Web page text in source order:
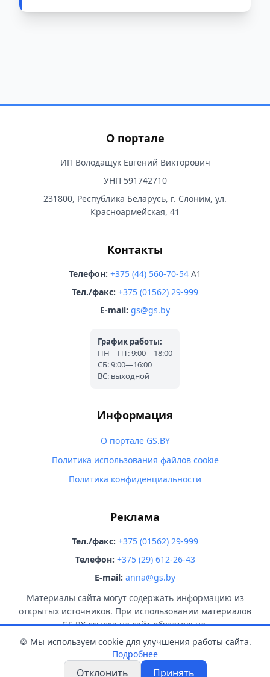
О портале
ИП Володащук Евгений Викторович
УНП 591742710
231800, Республика Беларусь, г. Слоним, ул.
Красноармейская, 41
Контакты
Телефон: +375 (44) 560-70-54 A1
Тел./факс: +375 (01562) 29-999
E-mail: gs@gs.by
График работы:
ПН—ПТ: 9:00—18:00
СБ: 9:00—16:00
ВС: выходной
Информация
О портале GS.BY
Политика использования файлов cookie
Политика конфиденциальности
Реклама
Тел./факс: +375 (01562) 29-999
Телефон: +375 (29) 612-26-43
E-mail: anna@gs.by
Материалы сайта могут содержать информацию из
открытых источников. При использовании материалов
GS.BY ссылка на сайт обязательна.
© 2026 GS.BY. Все права защищены.
🍪 Мы используем cookie для улучшения работы сайта.
Подробнее
Отклонить Принять